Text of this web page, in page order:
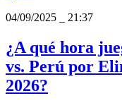
04/09/2025
21:37
¿A qué hora
vs. Perú por
2026?